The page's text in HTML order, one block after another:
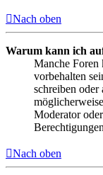
Nach oben
Warum kann ich
Manche Foren
vorbehalten
schreiben oder
Moderator
Nach oben